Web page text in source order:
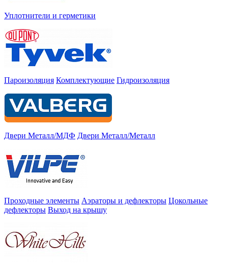
Уплотнители и герметики
Пароизоляция Комплектующие Гидроизоляция
Двери Металл/МДФ Двери Металл/Металл
Проходные элементы Аэраторы и дефлекторы Цокольные
дефлекторы Выход на крышу